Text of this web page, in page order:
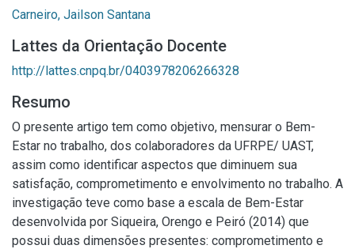
Carneiro, Jailson Santana
Lattes da Orientação Docente
http://lattes.cnpq.br/0403978206266328
Resumo
O presente artigo tem como objetivo, mensurar o Bem-
Estar no trabalho, dos colaboradores da UFRPE/ UAST,
assim como identificar aspectos que diminuem sua
satisfação, comprometimento e envolvimento no trabalho. A
investigação teve como base a escala de Bem-Estar
desenvolvida por Siqueira, Orengo e Peiró (2014) que
possui duas dimensões presentes: comprometimento e